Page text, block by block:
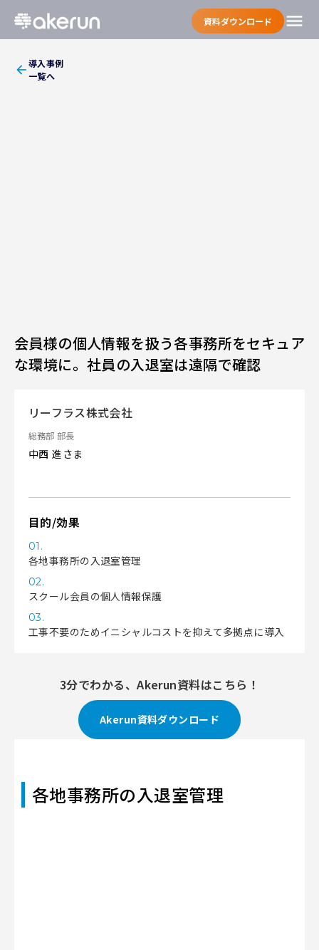
資料ダウンロード menu
導入事例
一覧へ
arrow_back
会員様の個人情報を扱う各事務所をセキュア
な環境に。社員の入退室は遠隔で確認
各地事務所の入退室管理
リーフラス株式会社
総務部 部長
中西 進さま
目的/効果
01.
各地事務所の入退室管理
02.
スクール会員の個人情報保護
03.
工事不要のためイニシャルコストを抑えて多拠点に導入
3分でわかる、Akerun資料はこちら！
Akerun資料ダウンロード